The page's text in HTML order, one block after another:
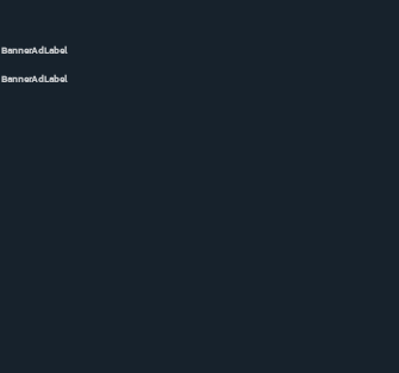
BannerAdLabel
BannerAdLabel